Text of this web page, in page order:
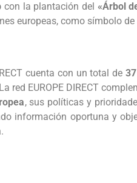
con la plantación del «Árbol
europeas, como símbolo
cuenta con un total de
red EUROPE DIRECT
, sus políticas y
información oportuna y